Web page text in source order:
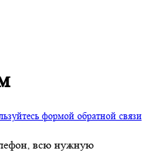
формой обратной связи
всю нужную